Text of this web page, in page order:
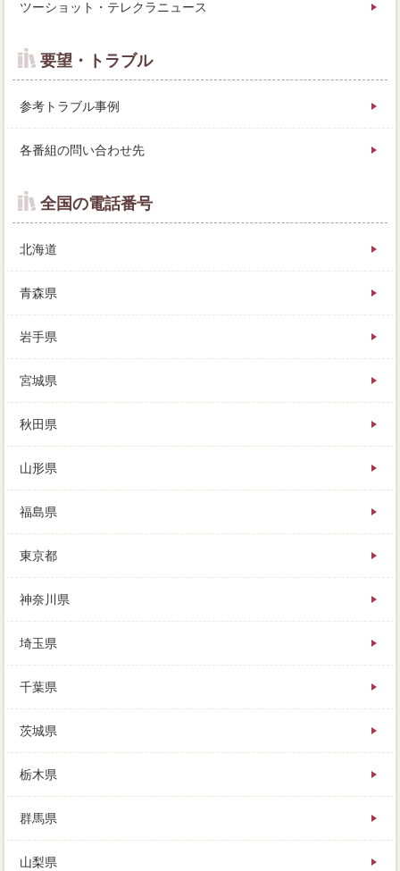
ツーショット・テレクラニュース
要望・トラブル
参考トラブル事例
各番組の問い合わせ先
全国の電話番号
北海道
青森県
岩手県
宮城県
秋田県
山形県
福島県
東京都
神奈川県
埼玉県
千葉県
茨城県
栃木県
群馬県
山梨県